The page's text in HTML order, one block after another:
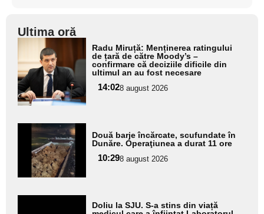
Ultima oră
Adaugă
aici textul
pentru
subtitlu
Radu Miruță: Menținerea ratingului
de țară de către Moody’s –
confirmare că deciziile dificile din
ultimul an au fost necesare
14:028 august 2026
Adaugă
aici textul
pentru
subtitlu
Două barje încărcate, scufundate în
Dunăre. Operaţiunea a durat 11 ore
10:298 august 2026
Doliu la SJU. S-a stins din viață